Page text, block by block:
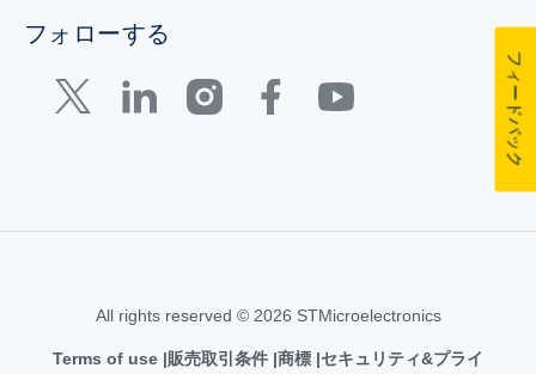
フォローする
All rights reserved © 2026 STMicroelectronics
Terms of use 販売取引条件 商標 セキュリティ&プライ
フィードバック